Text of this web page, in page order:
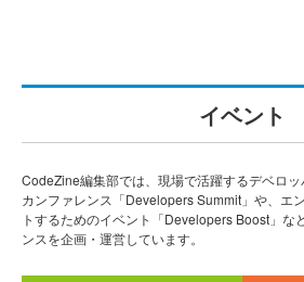
イベント
CodeZine編集部では、現場で活躍するデベロ
カンファレンス「Developers Summit」や、エ
トするためのイベント「Developers Boost」な
ンスを企画・運営しています。